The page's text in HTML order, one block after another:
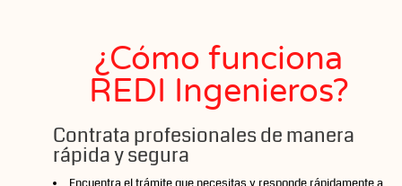
¿Cómo funciona
REDI Ingenieros?
Contrata profesionales de manera
rápida y segura